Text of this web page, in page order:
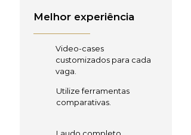
Melhor experiência
Video-cases
customizados para cada
vaga.
Utilize ferramentas
comparativas.